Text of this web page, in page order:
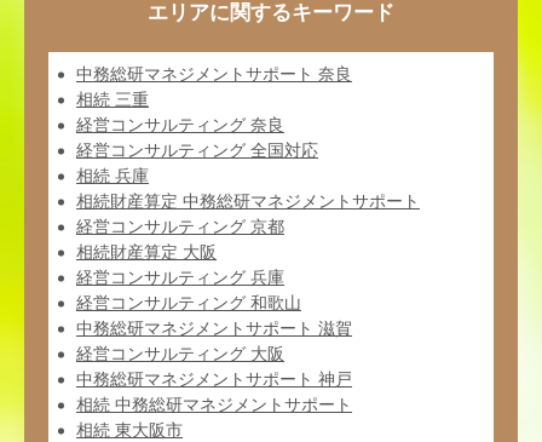
エリアに関するキーワード
中務総研マネジメントサポート 奈良
相続 三重
経営コンサルティング 奈良
経営コンサルティング 全国対応
相続 兵庫
相続財産算定 中務総研マネジメントサポート
経営コンサルティング 京都
相続財産算定 大阪
経営コンサルティング 兵庫
経営コンサルティング 和歌山
中務総研マネジメントサポート 滋賀
経営コンサルティング 大阪
中務総研マネジメントサポート 神戸
相続 中務総研マネジメントサポート
相続 東大阪市